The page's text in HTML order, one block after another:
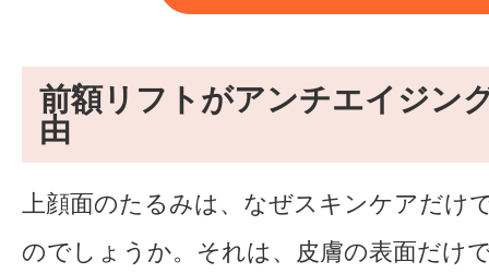
前額リフトがアンチエイジン
由
上顔面のたるみは、なぜスキンケアだけ
のでしょうか。それは、皮膚の表面だけ